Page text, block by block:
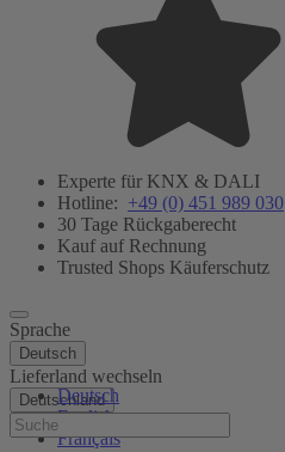
Experte für KNX & DALI
Hotline: +49 (0) 451 989 030
30 Tage Rückgaberecht
Kauf auf Rechnung
Trusted Shops Käuferschutz
Sprache
Deutsch
Deutsch
English
Français
Lieferland wechseln
Deutschland
Hilfe